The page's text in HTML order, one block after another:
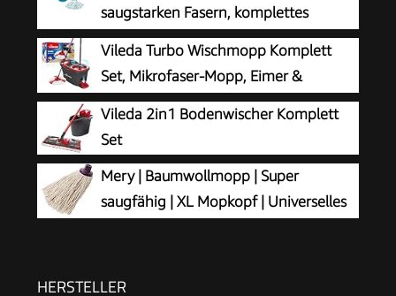
saugstarken Fasern, komplettes
Wischset mit Wischmopp und Eimer, Wischer mit
flexiblen Viskose-Mopkopf-Streifen
Vileda Turbo Wischmopp Komplett
Set, Mikrofaser-Mopp, Eimer &
Teleskopstiel
Vileda 2in1 Bodenwischer Komplett
Set
Mery | Baumwollmopp | Super
saugfähig | XL Mopkopf | Universelles
HERSTELLER